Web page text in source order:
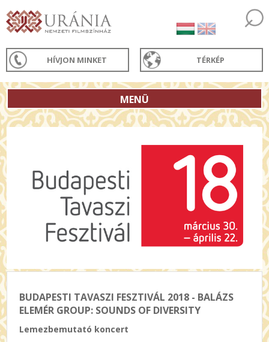
HÍVJON MINKET TÉRKÉP
MENÜ
BUDAPESTI TAVASZI FESZTIVÁL 2018 - BALÁZS
ELEMÉR GROUP: SOUNDS OF DIVERSITY
Lemezbemutató koncert